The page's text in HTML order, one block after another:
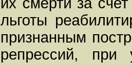
льготы
признанным
репрессий,